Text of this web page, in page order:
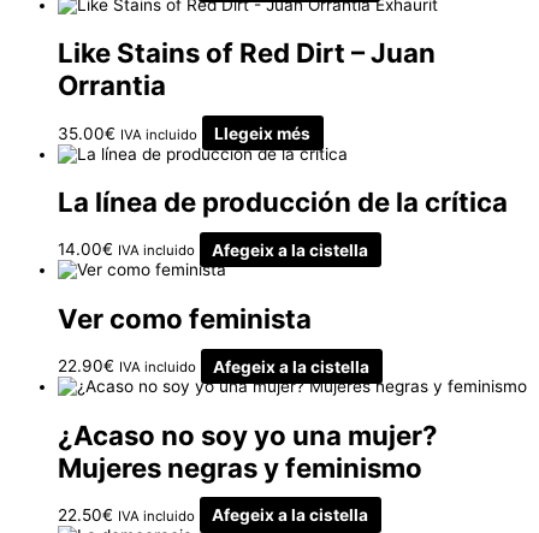
Exhaurit
Like Stains of Red Dirt – Juan
Orrantia
35.00€ IVA incluido Llegeix més
La línea de producción de la crítica
14.00€ IVA incluido Afegeix a la cistella
Ver como feminista
22.90€ IVA incluido Afegeix a la cistella
¿Acaso no soy yo una mujer?
Mujeres negras y feminismo
22.50€ IVA incluido Afegeix a la cistella